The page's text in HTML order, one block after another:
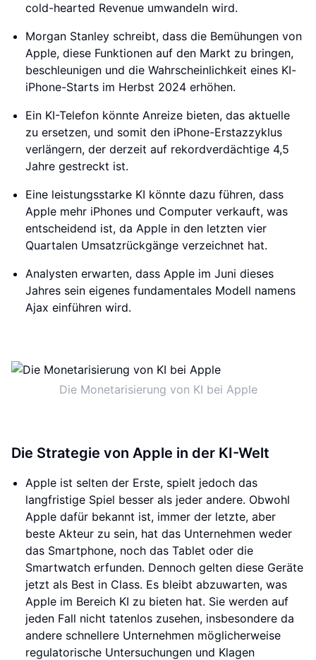
cold-hearted Revenue umwandeln wird.
Morgan Stanley schreibt, dass die Bemühungen von
Apple, diese Funktionen auf den Markt zu bringen,
beschleunigen und die Wahrscheinlichkeit eines KI-
iPhone-Starts im Herbst 2024 erhöhen.
Ein KI-Telefon könnte Anreize bieten, das aktuelle
zu ersetzen, und somit den iPhone-Erstazzyklus
verlängern, der derzeit auf rekordverdächtige 4,5
Jahre gestreckt ist.
Eine leistungsstarke KI könnte dazu führen, dass
Apple mehr iPhones und Computer verkauft, was
entscheidend ist, da Apple in den letzten vier
Quartalen Umsatzrückgänge verzeichnet hat.
Analysten erwarten, dass Apple im Juni dieses
Jahres sein eigenes fundamentales Modell namens
Ajax einführen wird.
Die Monetarisierung von KI bei Apple
Die Strategie von Apple in der KI-Welt
Apple ist selten der Erste, spielt jedoch das
langfristige Spiel besser als jeder andere. Obwohl
Apple dafür bekannt ist, immer der letzte, aber
beste Akteur zu sein, hat das Unternehmen weder
das Smartphone, noch das Tablet oder die
Smartwatch erfunden. Dennoch gelten diese Geräte
jetzt als Best in Class. Es bleibt abzuwarten, was
Apple im Bereich KI zu bieten hat. Sie werden auf
jeden Fall nicht tatenlos zusehen, insbesondere da
andere schnellere Unternehmen möglicherweise
regulatorische Untersuchungen und Klagen